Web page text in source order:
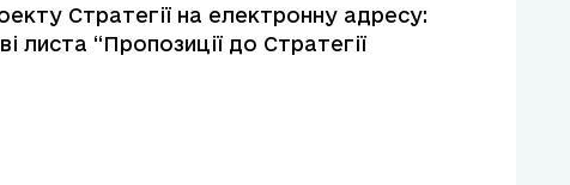
Стратегії на електронну адресу:
листа “Пропозиції до Стратегії